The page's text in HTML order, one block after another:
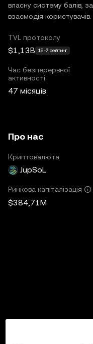
власну систему балів,
взаємодія користувачів.
TVL протоколу
$1,13B 19-й рейтинг
Час безперервної
активності
47 місяців
Про нас
Криптовалюта
JupSoL
Ринкова капіталізація
$384,71M